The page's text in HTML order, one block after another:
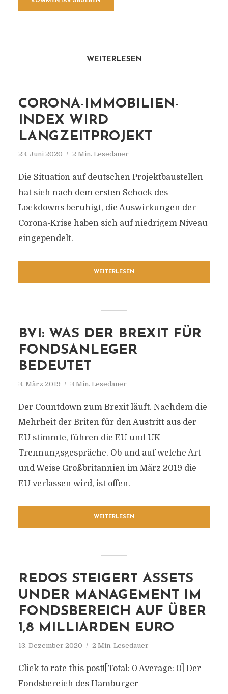
WEITERLESEN
CORONA-IMMOBILIEN-
INDEX WIRD
LANGZEITPROJEKT
23. Juni 2020 2 Min. Lesedauer
Die Situation auf deutschen Projektbaustellen
hat sich nach dem ersten Schock des
Lockdowns beruhigt, die Auswirkungen der
Corona-Krise haben sich auf niedrigem Niveau
eingependelt.
WEITERLESEN
BVI: WAS DER BREXIT FÜR
FONDSANLEGER
BEDEUTET
3. März 2019 3 Min. Lesedauer
Der Countdown zum Brexit läuft. Nachdem die
Mehrheit der Briten für den Austritt aus der
EU stimmte, führen die EU und UK
Trennungsgespräche. Ob und auf welche Art
und Weise Großbritannien im März 2019 die
EU verlassen wird, ist offen.
WEITERLESEN
REDOS STEIGERT ASSETS
UNDER MANAGEMENT IM
FONDSBEREICH AUF ÜBER
1,8 MILLIARDEN EURO
13. Dezember 2020 2 Min. Lesedauer
Click to rate this post![Total: 0 Average: 0] Der
Fondsbereich des Hamburger